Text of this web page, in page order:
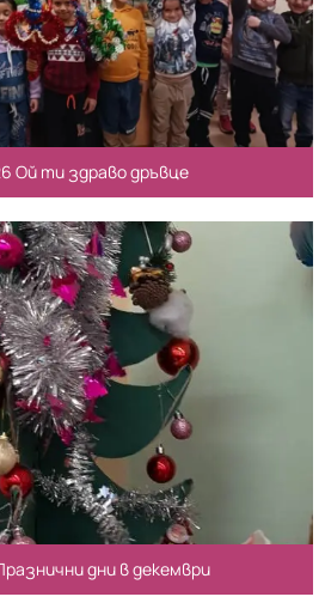
Ой ти здраво дръвце
дни в декември